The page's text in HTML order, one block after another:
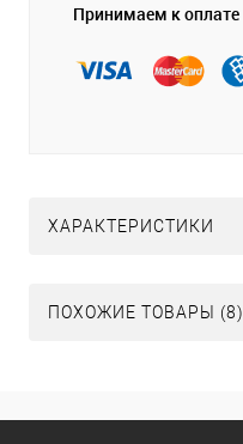
Принимаем к оплате
ХАРАКТЕРИСТИКИ
ПОХОЖИЕ ТОВАРЫ (8)